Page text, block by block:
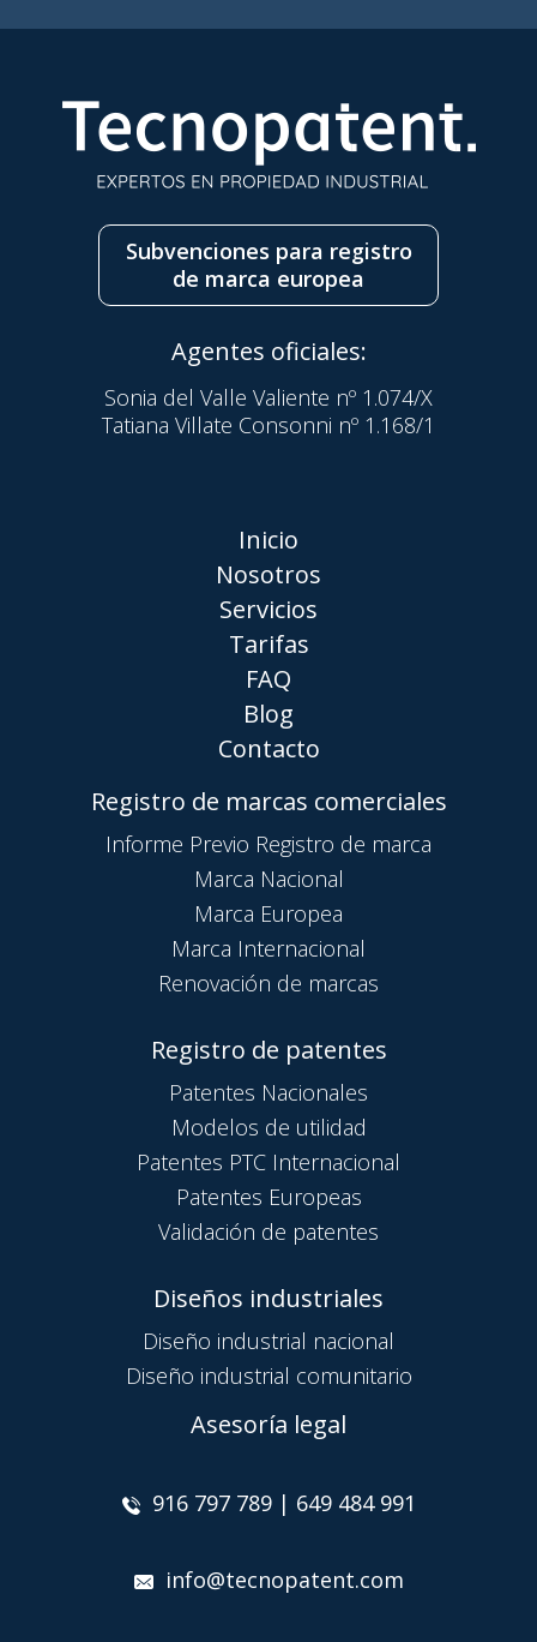
Subvenciones para registro
de marca europea
Agentes oficiales:
Sonia del Valle Valiente nº 1.074/X
Tatiana Villate Consonni nº 1.168/1
Inicio
Nosotros
Servicios
Tarifas
FAQ
Blog
Contacto
Registro de marcas comerciales
Informe Previo Registro de marca
Marca Nacional
Marca Europea
Marca Internacional
Renovación de marcas
Registro de patentes
Patentes Nacionales
Modelos de utilidad
Patentes PTC Internacional
Patentes Europeas
Validación de patentes
Diseños industriales
Diseño industrial nacional
Diseño industrial comunitario
Asesoría legal
916 797 789 | 649 484 991
info@tecnopatent.com